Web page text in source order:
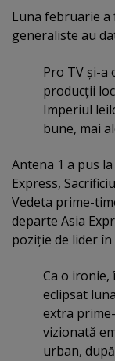
Luna februarie a
generaliste au
Pro TV şi-a
producţii
Imperiul
bune, mai
Antena 1 a pus
Express,
Vedeta prime-
departe Asia
poziţie de lider
Ca o
eclipsat
extra
vizionată
urban,